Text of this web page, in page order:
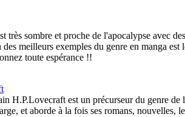
très sombre et proche de l'apocalypse avec
meilleurs exemples du genre en manga
toute espérance !!
H.P.Lovecraft est un précurseur du genre
et aborde à la fois ses romans, nouvelles,